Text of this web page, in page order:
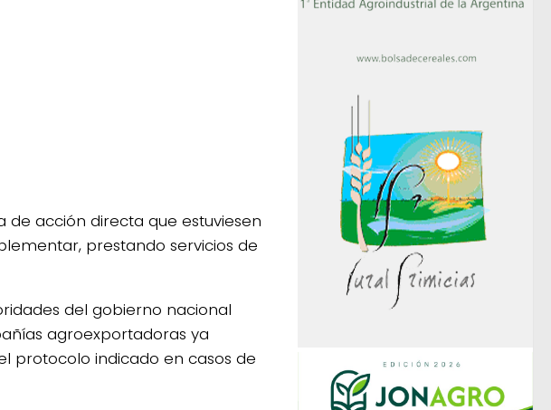
acción directa que estuviesen
prestando servicios de
del gobierno nacional
agroexportadoras ya
protocolo indicado en casos de